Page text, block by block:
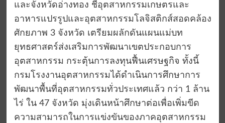
และจังหวัดอ่างทอง ชี้อุตสาหกรรมเกษตรและ
อาหารแปรรูปและอุตสาหกรรมโลจิสติกส์สอดคล้อง
ศักยภาพ 3 จังหวัด เตรียมผลักดันแผนแม่บท
ยุทธศาสตร์ส่งเสริมการพัฒนาเขตประกอบการ
อุตสาหกรรม กระตุ้นการลงทุนฟื้นเศรษฐกิจ ทั้งนี้
กรมโรงงานอุตสาหกรรมได้ดำเนินการศึกษาการ
พัฒนาพื้นที่อุตสาหกรรมทั่วประเทศแล้ว กว่า 1 ล้าน
ไร่ ใน 47 จังหวัด มุ่งเดินหน้าศึกษาต่อเพื่อเพิ่มขีด
ความสามารถในการแข่งขันของภาคอุตสาหกรรม